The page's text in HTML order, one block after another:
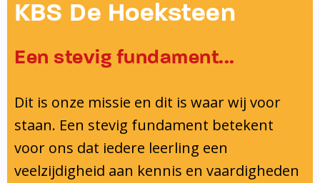
Onderwijsinspectie
KBS De Hoeksteen
Een stevig fundament...
Dit is onze missie en dit is waar wij voor
staan. Een stevig fundament betekent
voor ons dat iedere leerling een
veelzijdigheid aan kennis en vaardigheden